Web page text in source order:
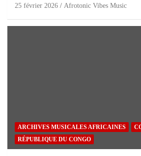
25 février 2026 Afrotonic Vibes Music
ARCHIVES MUSICALES AFRICAINES
RÉPUBLIQUE DU CONGO